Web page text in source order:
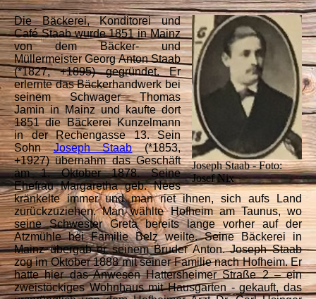
Joseph Staab - Foto:
Josef Nix
Die Bäckerei, Konditorei und
Café Staab wurde 1851 in Mainz
von dem Bäcker- und
Müllermeister Georg Anton Staab
(*1827, +1895) gegründet. Er
erlernte das Bäckerhandwerk bei
seinem Schwager Thomas
Jamin in Mainz und kaufte dort
1851 die Bäckerei Kunzelmann
in der Rechengasse 13. Sein
SohnJoseph Staab(*1853,
+1927) übernahm das Geschäft
am 1. Oktober 1878. Seine
Ehefrau Margaretha geb. Nees
kränkelte immer und man riet ihnen, sich aufs Land
zurückzuziehen. Man wählte Hofheim am Taunus, wo
seine Schwester Greta bereits lange vorher auf der
Atzmühle bei Familie Belz weilte. Seine Bäckerei in
Mainz übergab er seinem Bruder Anton. Joseph Staab
zog im Oktober 1888 mit seiner Familie nach Hofheim. Er
hatte hier das Anwesen Hattersheimer Straße 2 – ein
zweistöckiges Wohnhaus mit Hausgarten - gekauft, das